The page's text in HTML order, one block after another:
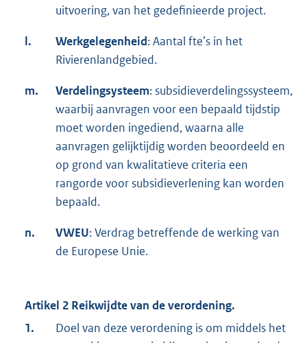
uitvoering, van het gedefinieerde project.
l. Werkgelegenheid: Aantal fte’s in het
Rivierenlandgebied.
m. Verdelingsysteem: subsidieverdelingssysteem,
waarbij aanvragen voor een bepaald tijdstip
moet worden ingediend, waarna alle
aanvragen gelijktijdig worden beoordeeld en
op grond van kwalitatieve criteria een
rangorde voor subsidieverlening kan worden
bepaald.
n. VWEU: Verdrag betreffende de werking van
de Europese Unie.
Artikel 2 Reikwijdte van de verordening.
1.
Doel van deze verordening is om middels het